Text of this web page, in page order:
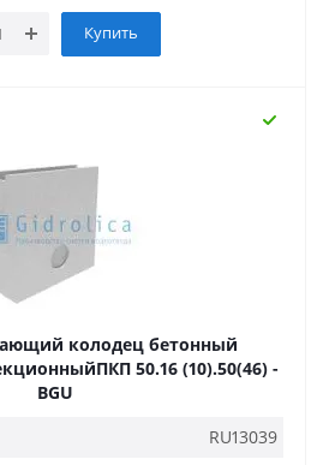
Купить
колодец бетонный
50.16 (10).50(46) -
BGU
RU13039